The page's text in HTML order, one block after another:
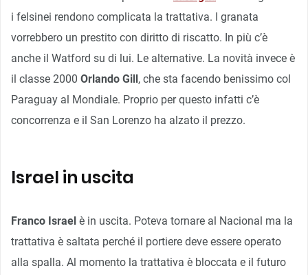
i felsinei rendono complicata la trattativa. I granata
vorrebbero un prestito con diritto di riscatto. In più c’è
anche il Watford su di lui. Le alternative. La novità invece è
il classe 2000 Orlando Gill, che sta facendo benissimo col
Paraguay al Mondiale. Proprio per questo infatti c’è
concorrenza e il San Lorenzo ha alzato il prezzo.
Israel in uscita
Franco Israel è in uscita. Poteva tornare al Nacional ma la
trattativa è saltata perché il portiere deve essere operato
alla spalla. Al momento la trattativa è bloccata e il futuro